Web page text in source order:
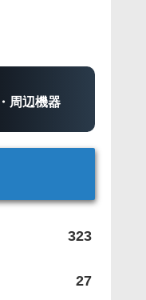
周辺機器
323
27